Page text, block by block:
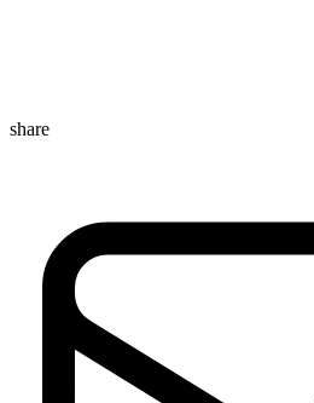
share